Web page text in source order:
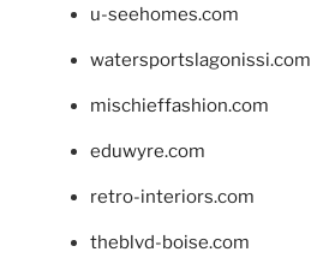
u-seehomes.com
watersportslagonissi.com
mischieffashion.com
eduwyre.com
retro-interiors.com
theblvd-boise.com